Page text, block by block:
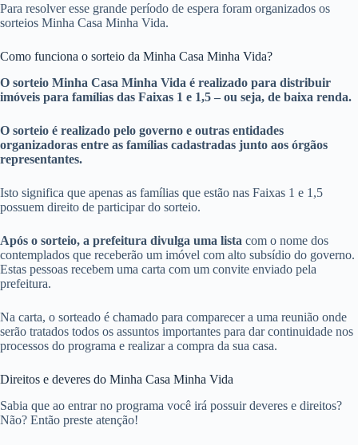
Para resolver esse grande período de espera foram organizados os
sorteios Minha Casa Minha Vida.
Como funciona o sorteio da Minha Casa Minha Vida?
O sorteio Minha Casa Minha Vida é realizado para distribuir
imóveis para famílias das Faixas 1 e 1,5 – ou seja, de baixa renda.
O sorteio é realizado pelo governo e outras entidades
organizadoras entre as famílias cadastradas junto aos órgãos
representantes.
Isto significa que apenas as famílias que estão nas Faixas 1 e 1,5
possuem direito de participar do sorteio.
Após o sorteio, a prefeitura divulga uma lista com o nome dos
contemplados que receberão um imóvel com alto subsídio do governo.
Estas pessoas recebem uma carta com um convite enviado pela
prefeitura.
Na carta, o sorteado é chamado para comparecer a uma reunião onde
serão tratados todos os assuntos importantes para dar continuidade nos
processos do programa e realizar a compra da sua casa.
Direitos e deveres do Minha Casa Minha Vida
Sabia que ao entrar no programa você irá possuir deveres e direitos?
Não? Então preste atenção!